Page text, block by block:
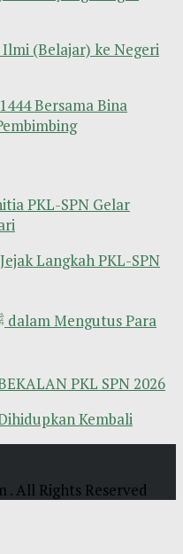
(Belajar) ke Negeri
Bersama Bina
PKL-SPN Gelar
Langkah PKL-SPN
PKL SPN 2026
Kembali
All Rights Reserved